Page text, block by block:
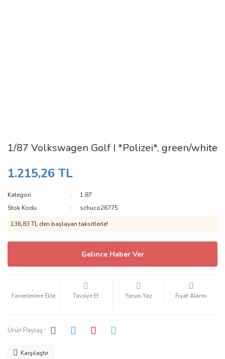
1/87 Volkswagen Golf I *Polizei*, green/white
1.215,26 TL
Kategori
1:87
Stok Kodu
schuco26775
136,83 TL den başlayan taksitlerle!
Gelince Haber Ver
Tavsiye Et Yorum Yaz Fiyat Alarmı
Ürün Paylaş :
Karşılaştır